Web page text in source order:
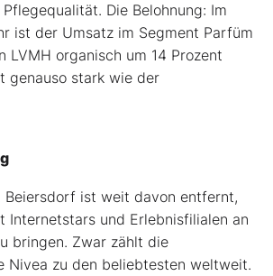
Die Belohnung: Im
ist der Umsatz im Segment Parfüm
LVMH organisch um 14 Prozent
genauso stark wie der
Beiersdorf ist weit davon entfernt,
Internetstars und Erlebnisfilialen an
bringen. Zwar zählt die
Nivea zu den beliebtesten weltweit.